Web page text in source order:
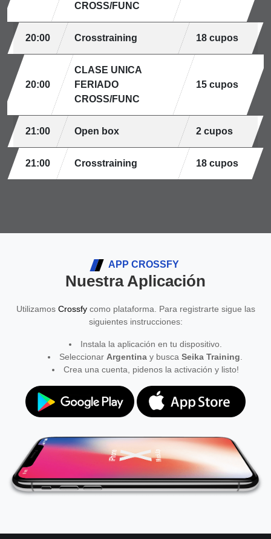
CROSS/FUNC
20:00 Crosstraining 18 cupos
20:00
CLASE UNICA
FERIADO
CROSS/FUNC
15 cupos
21:00 Open box 2 cupos
21:00 Crosstraining 18 cupos
APP CROSSFY
Nuestra Aplicación
Utilizamos Crossfycomo plataforma. Para registrarte sigue las
siguientes instrucciones:
Instala la aplicación en tu dispositivo.
Seleccionar Argentina y busca Seika Training
Crea una cuenta, pidenos la activación y listo!